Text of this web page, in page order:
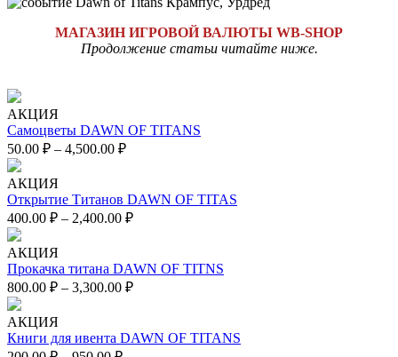
МАГАЗИН ИГРОВОЙ ВАЛЮТЫ WB-SHOP
Продолжение статьи читайте ниже.
АКЦИЯ
Самоцветы DAWN OF TITANS
50.00 ₽ – 4,500.00 ₽
АКЦИЯ
Открытие Титанов DAWN OF TITAS
400.00 ₽ – 2,400.00 ₽
АКЦИЯ
Прокачка титана DAWN OF TITNS
800.00 ₽ – 3,300.00 ₽
АКЦИЯ
Книги для ивента DAWN OF TITANS